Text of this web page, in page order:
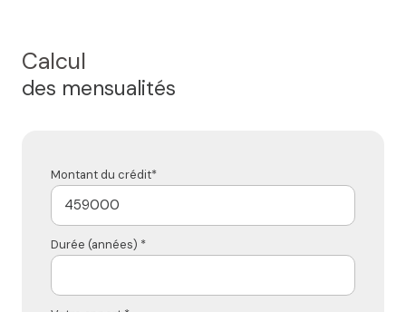
Calcul
des mensualités
Montant du crédit*
Durée (années) *